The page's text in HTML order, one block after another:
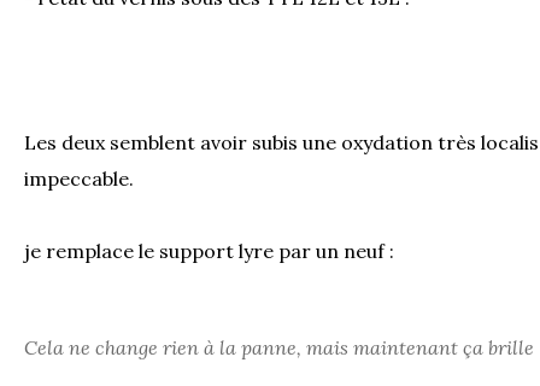
Les deux semblent avoir subis une oxydation très
impeccable.
je remplace le support lyre par un neuf :
Cela ne change rien à la panne, mais maintenant ça brille